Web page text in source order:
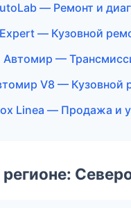
— Ремонт и
— Кузовной
—
V8 — Кузовной
Linea — Продажа и